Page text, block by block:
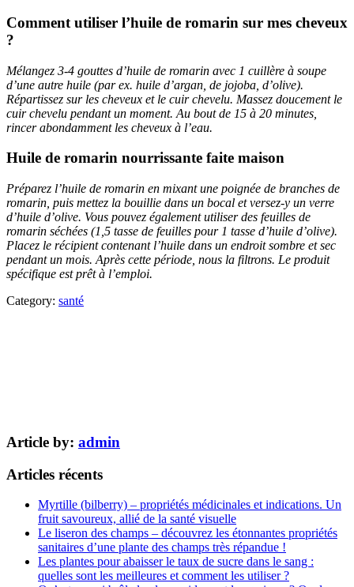
Comment utiliser l’huile de romarin sur mes cheveux
?
Mélangez 3-4 gouttes d’huile de romarin avec 1 cuillère à soupe
d’une autre huile (par ex. huile d’argan, de jojoba, d’olive).
Répartissez sur les cheveux et le cuir chevelu. Massez doucement le
cuir chevelu pendant un moment. Au bout de 15 à 20 minutes,
rincer abondamment les cheveux à l’eau.
Huile de romarin nourrissante faite maison
Préparez l’huile de romarin en mixant une poignée de branches de
romarin, puis mettez la bouillie dans un bocal et versez-y un verre
d’huile d’olive. Vous pouvez également utiliser des feuilles de
romarin séchées (1,5 tasse de feuilles pour 1 tasse d’huile d’olive).
Placez le récipient contenant l’huile dans un endroit sombre et sec
pendant un mois. Après cette période, nous la filtrons. Le produit
spécifique est prêt à l’emploi.
Category: santé
Article by: admin
Articles récents
Myrtille (bilberry) – propriétés médicinales et indications. Un
fruit savoureux, allié de la santé visuelle
Le liseron des champs – découvrez les étonnantes propriétés
sanitaires d’une plante des champs très répandue !
Les plantes pour abaisser le taux de sucre dans le sang :
quelles sont les meilleures et comment les utiliser ?